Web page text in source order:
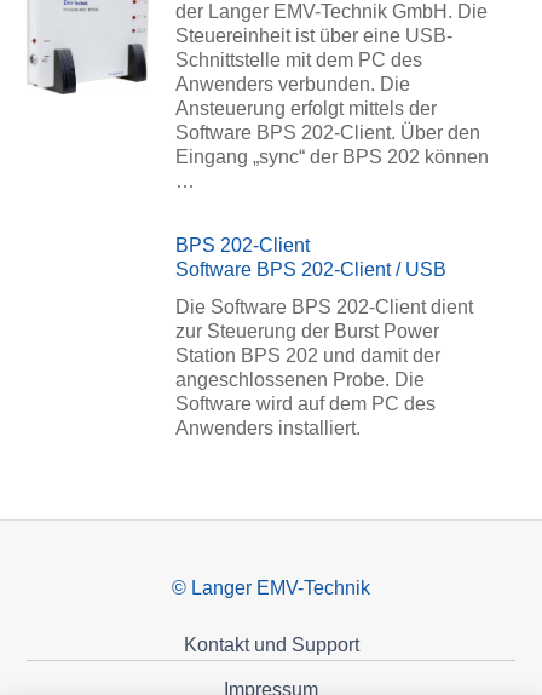
der Langer EMV-Technik GmbH. Die
Steuereinheit ist über eine USB-
Schnittstelle mit dem PC des
Anwenders verbunden. Die
Ansteuerung erfolgt mittels der
Software BPS 202-Client. Über den
Eingang „sync“ der BPS 202 können
…
BPS 202-Client
Software BPS 202-Client / USB
Die Software BPS 202-Client dient
zur Steuerung der Burst Power
Station BPS 202 und damit der
angeschlossenen Probe. Die
Software wird auf dem PC des
Anwenders installiert.
© Langer EMV-Technik
Kontakt und Support
Impressum